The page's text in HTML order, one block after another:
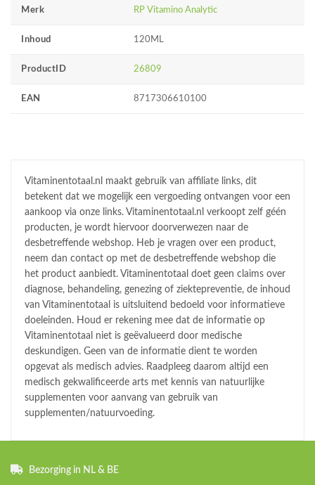
Merk RP Vitamino Analytic
Inhoud 120ML
ProductID 26809
EAN 8717306610100
Vitaminentotaal.nl maakt gebruik van affiliate links, dit
betekent dat we mogelijk een vergoeding ontvangen voor een
aankoop via onze links. Vitaminentotaal.nl verkoopt zelf géén
producten, je wordt hiervoor doorverwezen naar de
desbetreffende webshop. Heb je vragen over een product,
neem dan contact op met de desbetreffende webshop die
het product aanbiedt. Vitaminentotaal doet geen claims over
diagnose, behandeling, genezing of ziektepreventie, de inhoud
van Vitaminentotaal is uitsluitend bedoeld voor informatieve
doeleinden. Houd er rekening mee dat de informatie op
Vitaminentotaal niet is geëvalueerd door medische
deskundigen. Geen van de informatie dient te worden
opgevat als medisch advies. Raadpleeg daarom altijd een
medisch gekwalificeerde arts met kennis van natuurlijke
supplementen voor aanvang van gebruik van
supplementen/natuurvoeding.
Bezorging in NL & BE